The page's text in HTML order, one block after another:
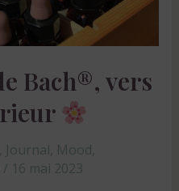
Bach®, vers
Journal Mood
/ 16 mai 2023